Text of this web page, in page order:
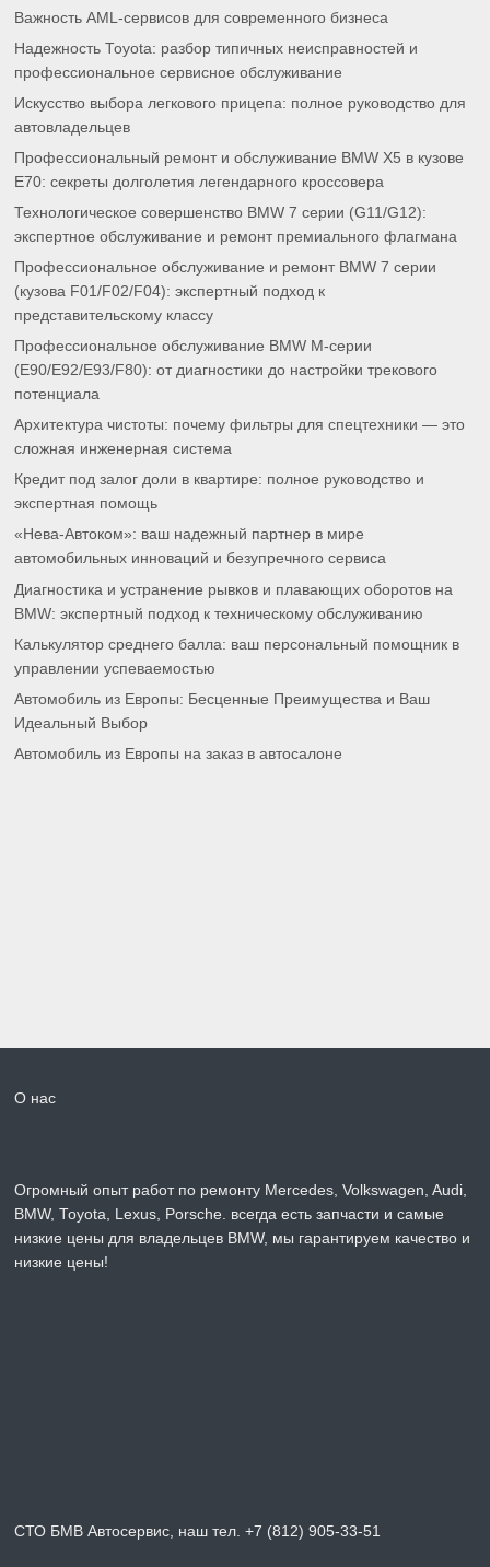
Важность AML-сервисов для современного бизнеса
Надежность Toyota: разбор типичных неисправностей и
профессиональное сервисное обслуживание
Искусство выбора легкового прицепа: полное руководство для
автовладельцев
Профессиональный ремонт и обслуживание BMW X5 в кузове
E70: секреты долголетия легендарного кроссовера
Технологическое совершенство BMW 7 серии (G11/G12):
экспертное обслуживание и ремонт премиального флагмана
Профессиональное обслуживание и ремонт BMW 7 серии
(кузова F01/F02/F04): экспертный подход к
представительскому классу
Профессиональное обслуживание BMW M-серии
(E90/E92/E93/F80): от диагностики до настройки трекового
потенциала
Архитектура чистоты: почему фильтры для спецтехники — это
сложная инженерная система
Кредит под залог доли в квартире: полное руководство и
экспертная помощь
«Нева-Автоком»: ваш надежный партнер в мире
автомобильных инноваций и безупречного сервиса
Диагностика и устранение рывков и плавающих оборотов на
BMW: экспертный подход к техническому обслуживанию
Калькулятор среднего балла: ваш персональный помощник в
управлении успеваемостью
Автомобиль из Европы: Бесценные Преимущества и Ваш
Идеальный Выбор
Автомобиль из Европы на заказ в автосалоне
О нас
Огромный опыт работ по ремонту Mercedes, Volkswagen, Audi,
BMW, Toyota, Lexus, Porsche. всегда есть запчасти и самые
низкие цены для владельцев BMW, мы гарантируем качество и
низкие цены!
СТО БМВ Автосервис, наш тел. +7 (812) 905-33-51